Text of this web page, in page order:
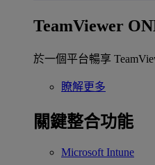
TeamViewer
於一個平台暢享
瞭解更多
關鍵整合功能
Microsoft Intune